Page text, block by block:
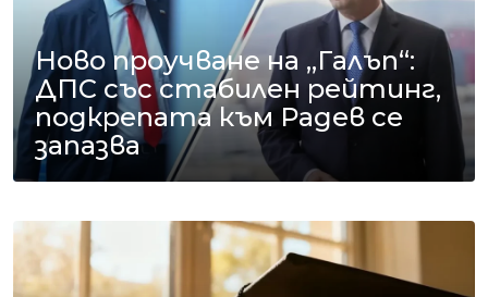
Ново проучване на „Галъп“:
ДПС със стабилен рейтинг,
подкрепата към Радев се
запазва